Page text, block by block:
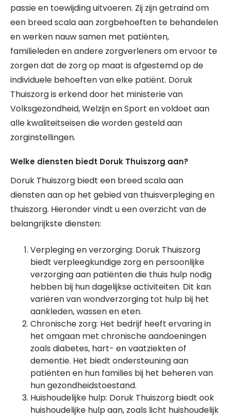
passie en toewijding uitvoeren. Zij zijn getraind om
een breed scala aan zorgbehoeften te behandelen
en werken nauw samen met patiënten,
familieleden en andere zorgverleners om ervoor te
zorgen dat de zorg op maat is afgestemd op de
individuele behoeften van elke patiënt. Doruk
Thuiszorg is erkend door het ministerie van
Volksgezondheid, Welzijn en Sport en voldoet aan
alle kwaliteitseisen die worden gesteld aan
zorginstellingen.
Welke diensten biedt Doruk Thuiszorg aan?
Doruk Thuiszorg biedt een breed scala aan
diensten aan op het gebied van thuisverpleging en
thuiszorg. Hieronder vindt u een overzicht van de
belangrijkste diensten:
Verpleging en verzorging: Doruk Thuiszorg
biedt verpleegkundige zorg en persoonlijke
verzorging aan patiënten die thuis hulp nodig
hebben bij hun dagelijkse activiteiten. Dit kan
variëren van wondverzorging tot hulp bij het
aankleden, wassen en eten.
Chronische zorg: Het bedrijf heeft ervaring in
het omgaan met chronische aandoeningen
zoals diabetes, hart- en vaatziekten of
dementie. Het biedt ondersteuning aan
patiënten en hun families bij het beheren van
hun gezondheidstoestand.
Huishoudelijke hulp: Doruk Thuiszorg biedt ook
huishoudelijke hulp aan, zoals licht huishoudelijk